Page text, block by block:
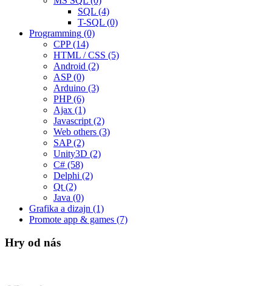
SQL (4)
T-SQL (0)
Programming (0)
CPP(14)
HTML / CSS (5)
Android (2)
ASP(0)
Arduino (3)
PHP(6)
Ajax (1)
Javascript (2)
Web others (3)
SAP(2)
Unity3D (2)
C# (58)
Delphi (2)
Qt (2)
Java (0)
Grafika a dizajn (1)
Promote app & games (7)
Hry od nás